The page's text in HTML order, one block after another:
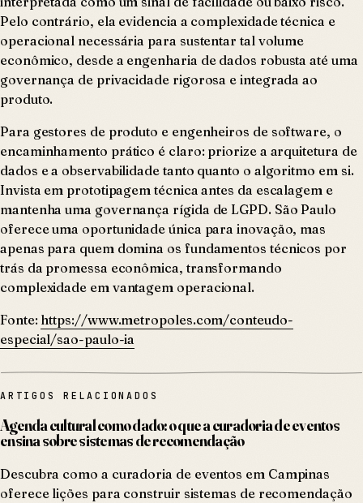
Pelo contrário, ela evidencia a complexidade técnica e
operacional necessária para sustentar tal volume
econômico, desde a engenharia de dados robusta até uma
governança de privacidade rigorosa e integrada ao
produto.
Para gestores de produto e engenheiros de software, o
encaminhamento prático é claro: priorize a arquitetura de
dados e a observabilidade tanto quanto o algoritmo em si.
Invista em prototipagem técnica antes da escalagem e
mantenha uma governança rígida de LGPD. São Paulo
oferece uma oportunidade única para inovação, mas
apenas para quem domina os fundamentos técnicos por
trás da promessa econômica, transformando
complexidade em vantagem operacional.
Fonte: https://www.metropoles.com/conteudo-
especial/sao-paulo-ia
ARTIGOS RELACIONADOS
Agenda cultural como dado: o que a curadoria de eventos
ensina sobre sistemas de recomendação
Descubra como a curadoria de eventos em Campinas
oferece lições para construir sistemas de recomendação